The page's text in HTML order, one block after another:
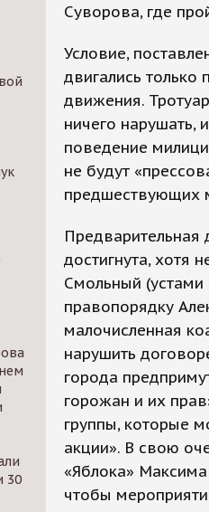
30
Суворова, где
Условие,
двигались только
движения.
ничего нарушать,
поведение
не будут
предшествующих
достигнута, хотя
Смольный (устами
правопорядку
малочисленная
нарушить
города
горожан и их
группы, которые
акции». В свою
«Яблока»
чтобы